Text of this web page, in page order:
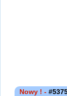
Nowy ! -